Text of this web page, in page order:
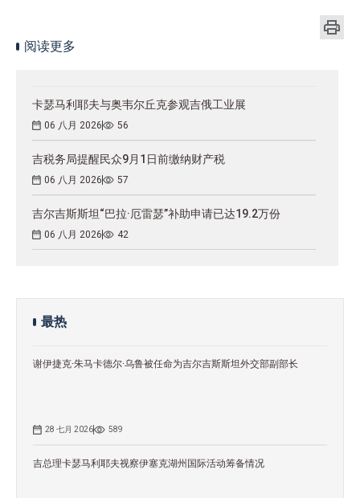
阅读更多
卡瑟马利耶夫与奥韦尔丘克参观吉俄工业展
06 八月 2026 56
吉税务局提醒民众9月1日前缴纳财产税
06 八月 2026 57
吉尔吉斯斯坦“巴拉·厄雷瑟”补助申请已达19.2万份
06 八月 2026 42
最热
谢伊捷克·朱马卡德尔·乌鲁被任命为吉尔吉斯斯坦外交部副部长
28 七月 2026 589
吉总理卡瑟马利耶夫视察伊塞克湖州国际活动筹备情况